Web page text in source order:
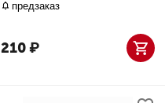
предзаказ
210₽